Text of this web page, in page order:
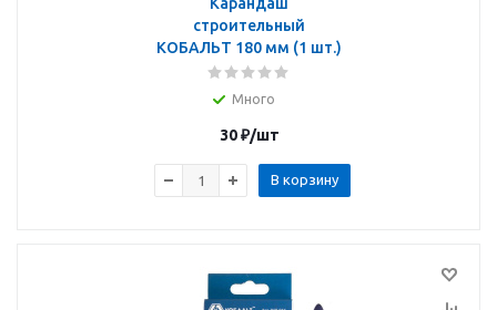
строительный
КОБАЛЬТ 180 мм (1 шт.)
Много
30₽/шт
В корзину